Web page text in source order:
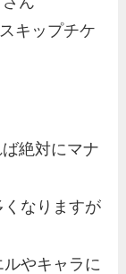
キップチケ
絶対にマナ
くなりますが
やキャラに